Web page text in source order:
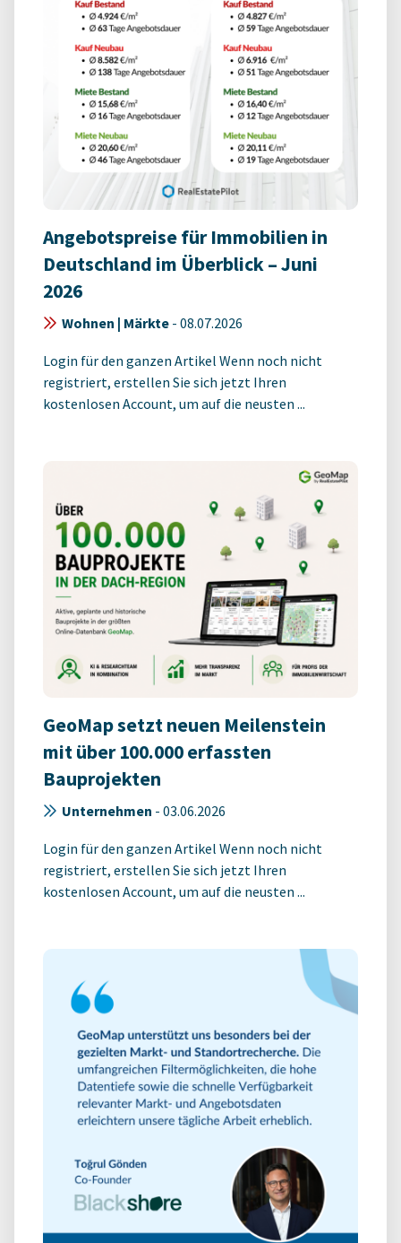
Angebotspreise für Immobilien in
Deutschland im Überblick – Juni
2026
Wohnen | Märkte - 08.07.2026
Login für den ganzen Artikel Wenn noch nicht
registriert, erstellen Sie sich jetzt Ihren
kostenlosen Account, um auf die neusten ...
GeoMap setzt neuen Meilenstein
mit über 100.000 erfassten
Bauprojekten
Unternehmen - 03.06.2026
Login für den ganzen Artikel Wenn noch nicht
registriert, erstellen Sie sich jetzt Ihren
kostenlosen Account, um auf die neusten ...